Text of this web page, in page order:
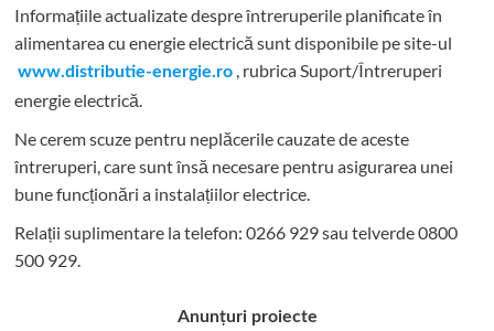
Informațiile actualizate despre întreruperile planificate în
alimentarea cu energie electrică sunt disponibile pe site-ul
www.distributie-energie.ro , rubrica Suport/Întreruperi
energie electrică.
Ne cerem scuze pentru neplăcerile cauzate de aceste
întreruperi, care sunt însă necesare pentru asigurarea unei
bune funcționări a instalațiilor electrice.
Relații suplimentare la telefon: 0266 929 sau telverde 0800
500 929.
Anunțuri proiecte